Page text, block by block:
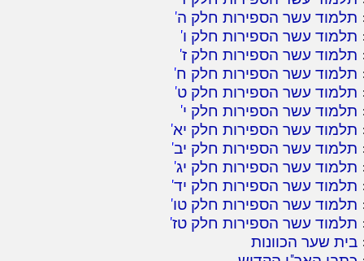
תלמוד עשר הספירות חלק ה'
תלמוד עשר הספירות חלק ו'
תלמוד עשר הספירות חלק ז'
תלמוד עשר הספירות חלק ח'
תלמוד עשר הספירות חלק ט'
תלמוד עשר הספירות חלק י'
תלמוד עשר הספירות חלק יא'
תלמוד עשר הספירות חלק יב'
תלמוד עשר הספירות חלק יג'
תלמוד עשר הספירות חלק יד'
תלמוד עשר הספירות חלק טו'
תלמוד עשר הספירות חלק טז'
בית שער הכוונות